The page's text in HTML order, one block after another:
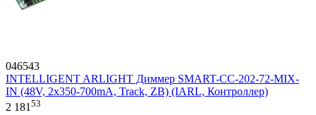
046543
INTELLIGENT ARLIGHT Диммер SMART-CC-202-72-MIX-
IN (48V, 2x350-700mA, Track, ZB) (IARL, Контроллер)
2 181 53